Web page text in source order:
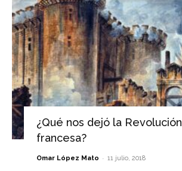
¿Qué nos dejó la Revolución
francesa?
Omar López Mato - 11 julio, 2018